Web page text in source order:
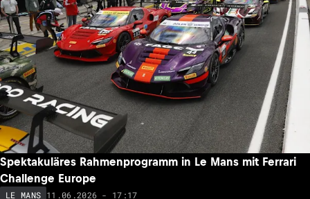
Spektakuläres Rahmenprogramm in Le Mans mit Ferrari
Challenge Europe
LE MANS 11.06.2026 - 17:17